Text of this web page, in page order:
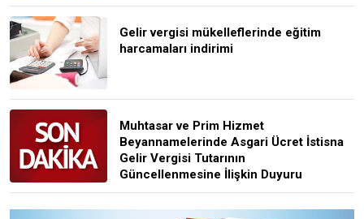
Gelir vergisi mükelleflerinde eğitim
harcamaları indirimi
Muhtasar ve Prim Hizmet
Beyannamelerinde Asgari Ücret İstisna
Gelir Vergisi Tutarının
Güncellenmesine İlişkin Duyuru